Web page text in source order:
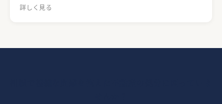
詳しく見る